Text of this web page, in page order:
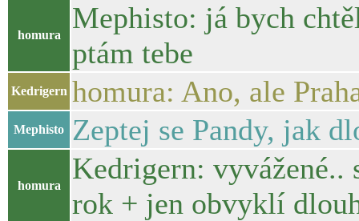
homura
Mephisto: já bych
ptám tebe
Kedrigern homura: Ano, ale
Mephisto Zeptej se Pandy, jak
homura
Kedrigern:
rok + jen obvyklí